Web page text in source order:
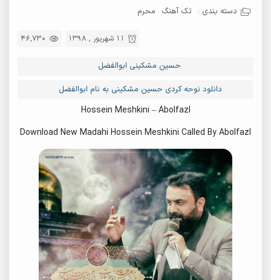
دسته بندی : تک آهنگ محرم
46,730 11 شهریور , 1398
حسین مشکینی ابوالفضل
دانلود نوحه کردی حسین مشکینی به نام ابوالفضل
Hossein Meshkini – Abolfazl
Download New Madahi Hossein Meshkini Called By Abolfazl